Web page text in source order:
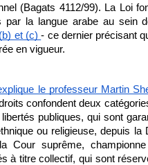
(Bagats 4112/99). La Loi
et (c) - ce dernier précisant
en vigueur.
le professeur Martin
confondent deux
publiques, qui sont
ou religieuse, depuis
Cour suprême,
à titre collectif, qui sont